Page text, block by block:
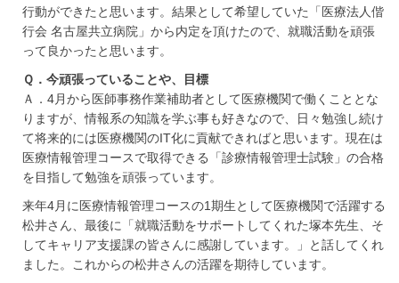
行動ができたと思います。結果として希望していた「医療法人偕
行会 名古屋共立病院」から内定を頂けたので、就職活動を頑張
って良かったと思います。
Ｑ．今頑張っていることや、目標
Ａ．4月から医師事務作業補助者として医療機関で働くこととな
りますが、情報系の知識を学ぶ事も好きなので、日々勉強し続け
て将来的には医療機関のIT化に貢献できればと思います。現在は
医療情報管理コースで取得できる「診療情報管理士試験」の合格
を目指して勉強を頑張っています。
来年4月に医療情報管理コースの1期生として医療機関で活躍する
松井さん、最後に「就職活動をサポートしてくれた塚本先生、そ
してキャリア支援課の皆さんに感謝しています。」と話してくれ
ました。これからの松井さんの活躍を期待しています。